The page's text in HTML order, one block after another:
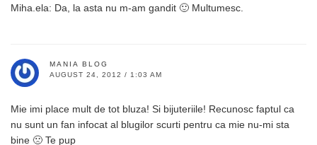
Miha.ela: Da, la asta nu m-am gandit 🙂 Multumesc.
MANIA BLOG
AUGUST 24, 2012 / 1:03 AM
Mie imi place mult de tot bluza! Si bijuteriile! Recunosc faptul ca
nu sunt un fan infocat al blugilor scurti pentru ca mie nu-mi sta
bine 🙁 Te pup